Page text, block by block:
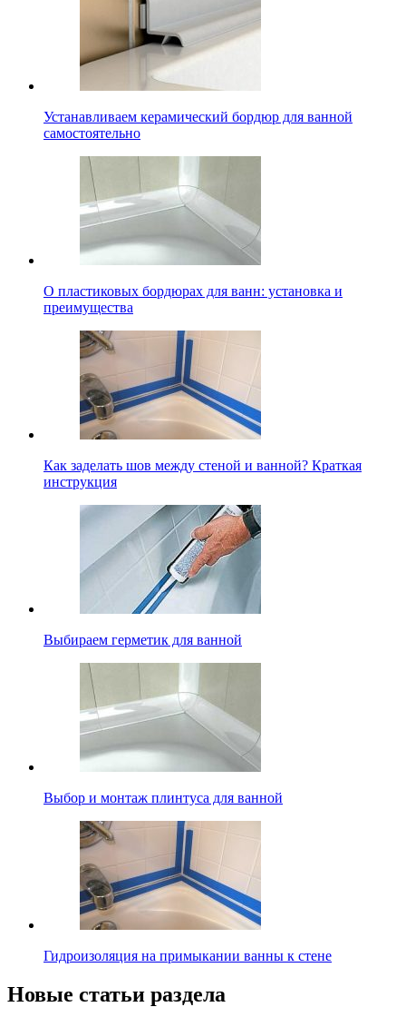
Устанавливаем керамический бордюр для ванной
самостоятельно
О пластиковых бордюрах для ванн: установка и
преимущества
Как заделать шов между стеной и ванной? Краткая
инструкция
Выбираем герметик для ванной
Выбор и монтаж плинтуса для ванной
Гидроизоляция на примыкании ванны к стене
Новые статьи раздела